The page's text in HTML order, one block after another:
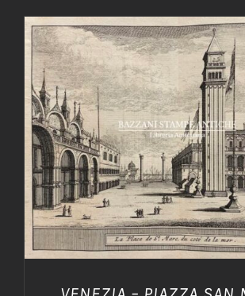
AGGIUNGI AL CARRELLO /